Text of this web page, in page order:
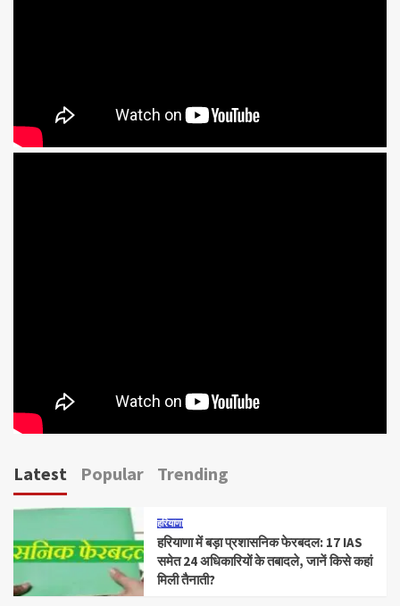
Latest Popular Trending
हरियाणा
हरियाणा में बड़ा प्रशासनिक फेरबदल: 17 IAS
समेत 24 अधिकारियों के तबादले, जानें किसे कहां
मिली तैनाती?